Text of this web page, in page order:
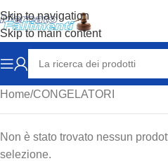
Skip to navigation
Skip to main content
Home CONGELATORI
Non è stato trovato nessun
selezione.